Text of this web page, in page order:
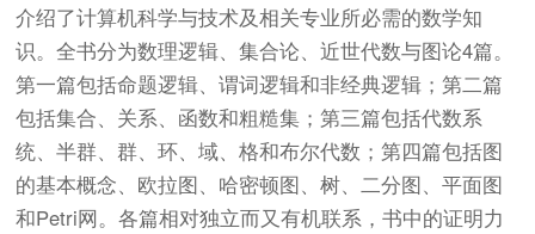
介绍了计算机科学与技术及相关专业所必需的数学知
识。全书分为数理逻辑、集合论、近世代数与图论4篇。
第一篇包括命题逻辑、谓词逻辑和非经典逻辑；第二篇
包括集合、关系、函数和粗糙集；第三篇包括代数系
统、半群、群、环、域、格和布尔代数；第四篇包括图
的基本概念、欧拉图、哈密顿图、树、二分图、平面图
和Petri网。各篇相对独立而又有机联系，书中的证明力